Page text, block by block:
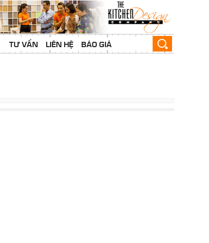
TƯ VẤN LIÊN HỆ BÁO GIÁ